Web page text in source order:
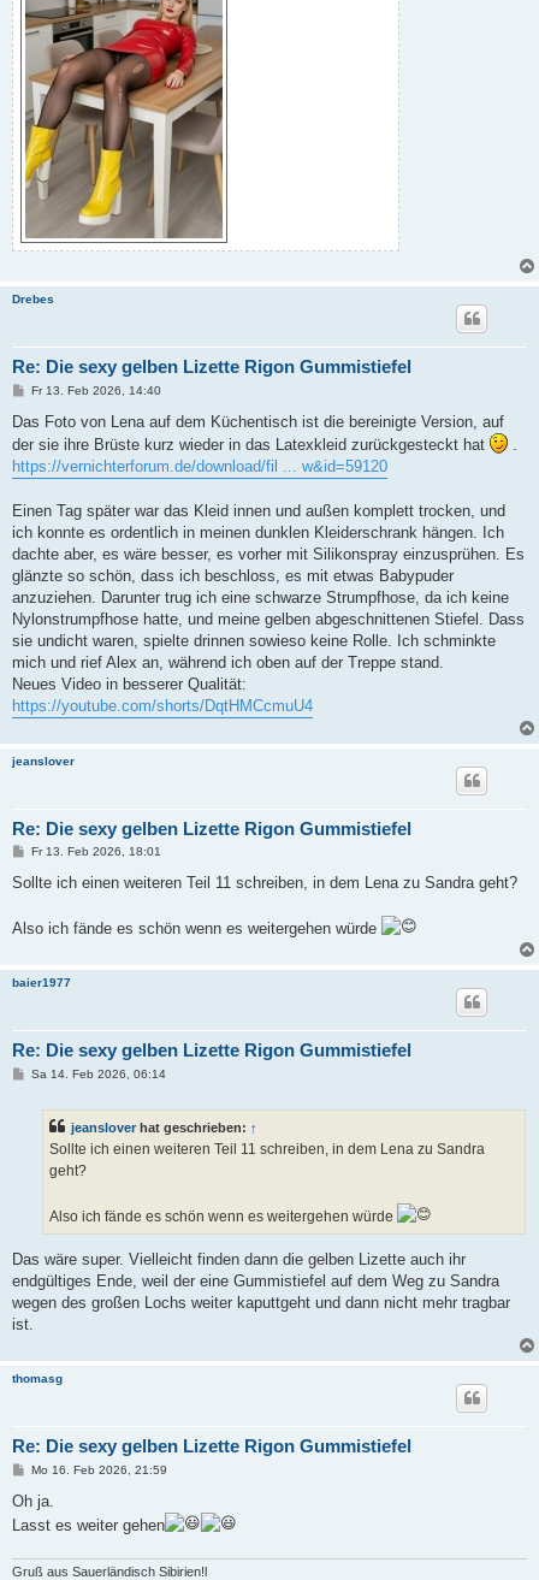
Drebes
Re: Die sexy gelben Lizette Rigon Gummistiefel
B
i
r
a
g
Fr 13. Feb 2026, 14:40
Das Foto von Lena auf dem Küchentisch ist die bereinigte Version, auf
der sie ihre Brüste kurz wieder in das Latexkleid zurückgesteckt hat
https://vernichterforum.de/download/fil ... w&id=59120
Einen Tag später war das Kleid innen und außen komplett trocken, und
ich konnte es ordentlich in meinen dunklen Kleiderschrank hängen. Ich
dachte aber, es wäre besser, es vorher mit Silikonspray einzusprühen. Es
glänzte so schön, dass ich beschloss, es mit etwas Babypuder
anzuziehen. Darunter trug ich eine schwarze Strumpfhose, da ich keine
Nylonstrumpfhose hatte, und meine gelben abgeschnittenen Stiefel. Dass
sie undicht waren, spielte drinnen sowieso keine Rolle. Ich schminkte
mich und rief Alex an, während ich oben auf der Treppe stand.
Neues Video in besserer Qualität:
https://youtube.com/shorts/DqtHMCcmuU4
jeanslover
Re: Die sexy gelben Lizette Rigon Gummistiefel
B
i
a
g
Fr 13. Feb 2026, 18:01
Sollte ich einen weiteren Teil 11 schreiben, in dem Lena zu Sandra geht?
Also ich fände es schön wenn es weitergehen würde
baier1977
Re: Die sexy gelben Lizette Rigon Gummistiefel
BSa 14. Feb 2026, 06:14
jeanslover hat geschrieben: ↑
Sollte ich einen weiteren Teil 11 schreiben, in dem Lena zu Sandra
geht?
Also ich fände es schön wenn es weitergehen würde
Das wäre super. Vielleicht finden dann die gelben Lizette auch ihr
endgültiges Ende, weil der eine Gummistiefel auf dem Weg zu Sandra
wegen des großen Lochs weiter kaputtgeht und dann nicht mehr tragbar
ist.
thomasg
Re: Die sexy gelben Lizette Rigon Gummistiefel
B
i
r
Mo 16. Feb 2026, 21:59
Oh ja.
Lasst es weiter gehen
Gruß aus Sauerländisch Sibirien!l